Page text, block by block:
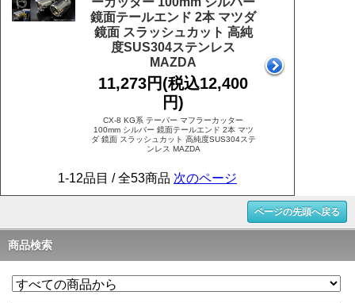
鏡面テールエンド 2本 マツダ
鏡面 スラッシュカット 高純
度SUS304ステンレス
MAZDA
11,273円(税込12,400
円)
CX-8 KG系 テーパー マフラーカッター
100mm シルバー 鏡面テールエンド 2本 マツ
ダ 鏡面 スラッシュカット 高純度SUS304ステ
ンレス MAZDA
1-12品目 / 全53商品 次のページ
ページの先頭へ戻る
商品検索